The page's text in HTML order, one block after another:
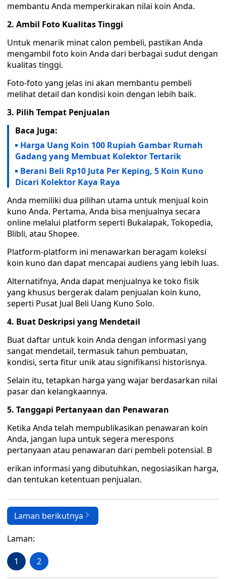
membantu Anda memperkirakan nilai koin Anda.
2. Ambil Foto Kualitas Tinggi
Untuk menarik minat calon pembeli, pastikan Anda
mengambil foto koin Anda dari berbagai sudut dengan
kualitas tinggi.
Foto-foto yang jelas ini akan membantu pembeli
melihat detail dan kondisi koin dengan lebih baik.
3. Pilih Tempat Penjualan
Baca Juga:
Harga Uang Koin 100 Rupiah Gambar Rumah
Gadang yang Membuat Kolektor Tertarik
Berani Beli Rp10 Juta Per Keping, 5 Koin Kuno
Dicari Kolektor Kaya Raya
Anda memiliki dua pilihan utama untuk menjual koin
kuno Anda. Pertama, Anda bisa menjualnya secara
online melalui platform seperti Bukalapak, Tokopedia,
Blibli, atau Shopee.
Platform-platform ini menawarkan beragam koleksi
koin kuno dan dapat mencapai audiens yang lebih luas.
Alternatifnya, Anda dapat menjualnya ke toko fisik
yang khusus bergerak dalam penjualan koin kuno,
seperti Pusat Jual Beli Uang Kuno Solo.
4. Buat Deskripsi yang Mendetail
Buat daftar untuk koin Anda dengan informasi yang
sangat mendetail, termasuk tahun pembuatan,
kondisi, serta fitur unik atau signifikansi historisnya.
Selain itu, tetapkan harga yang wajar berdasarkan nilai
pasar dan kelangkaannya.
5. Tanggapi Pertanyaan dan Penawaran
Ketika Anda telah mempublikasikan penawaran koin
Anda, jangan lupa untuk segera merespons
pertanyaan atau penawaran dari pembeli potensial. B
erikan informasi yang dibutuhkan, negosiasikan harga,
dan tentukan ketentuan penjualan.
Laman berikutnya
Laman:
1 2